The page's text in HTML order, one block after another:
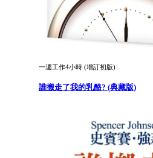
一週工作4小時 (增訂初版)
誰搬走了我的乳酪? (典藏版)